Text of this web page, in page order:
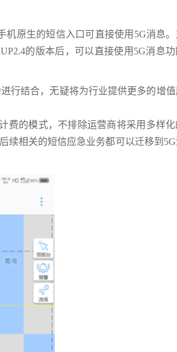
机原生的短信入口可直接使用5G消息
的版本后，可以直接使用5G消息
行结合，无疑将为行业提供更多的增值
费的模式，不排除运营商将采用多样
续相关的短信应急业务都可以迁移到